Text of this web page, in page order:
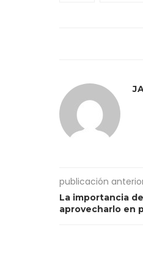
publicación
La importancia
aprovecharlo en